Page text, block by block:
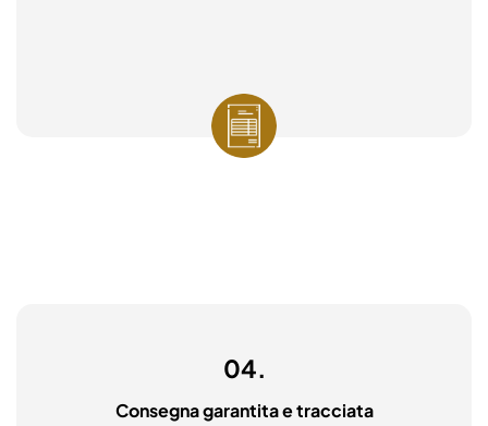
04.
Consegna garantita e tracciata